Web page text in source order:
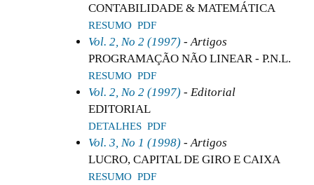
CONTABILIDADE & MATEMÁTICA
RESUMO PDF
Vol. 2, No 2 (1997) - Artigos
PROGRAMAÇÃO NÃO LINEAR - P.N.L.
RESUMO PDF
Vol. 2, No 2 (1997) - Editorial
EDITORIAL
DETALHES PDF
Vol. 3, No 1 (1998) - Artigos
LUCRO, CAPITAL DE GIRO E CAIXA
RESUMO PDF